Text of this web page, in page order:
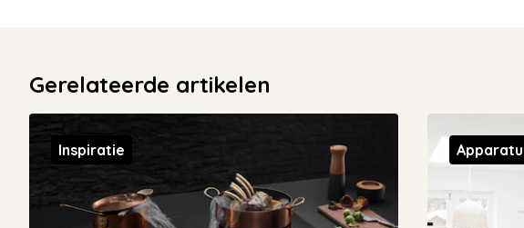
Gerelateerde artikelen
Inspiratie